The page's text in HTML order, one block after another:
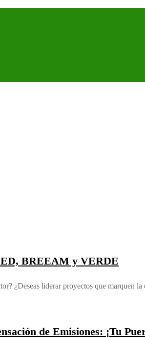
BREEAM y VERDE
¿Deseas liderar proyectos que
de Emisiones: ¡Tu